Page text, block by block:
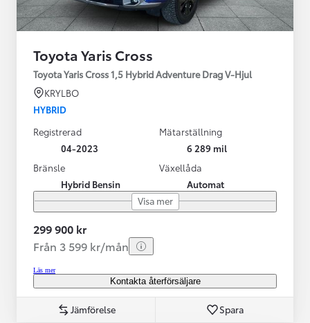
Toyota Yaris Cross
Toyota Yaris Cross 1,5 Hybrid Adventure Drag V-Hjul
KRYLBO
HYBRID
Registrerad
04-2023
Mätarställning
6 289 mil
Bränsle
Hybrid Bensin
Växellåda
Automat
Visa mer
299 900 kr
Från 3 599 kr/mån
Läs mer
Kontakta återförsäljare
Jämförelse Spara